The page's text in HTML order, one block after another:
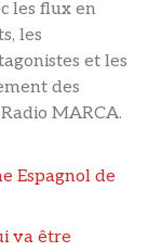
les flux en
les
et les
des
MARCA.
Espagnol de
va être